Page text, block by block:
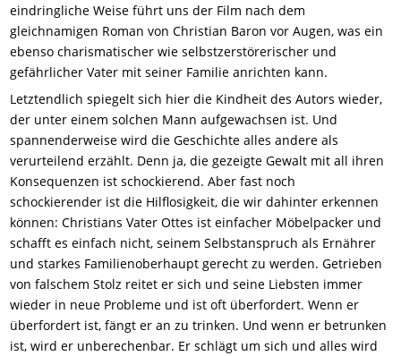
eindringliche Weise führt uns der Film nach dem
gleichnamigen Roman von Christian Baron vor Augen, was ein
ebenso charismatischer wie selbstzerstörerischer und
gefährlicher Vater mit seiner Familie anrichten kann.
Letztendlich spiegelt sich hier die Kindheit des Autors wieder,
der unter einem solchen Mann aufgewachsen ist. Und
spannenderweise wird die Geschichte alles andere als
verurteilend erzählt. Denn ja, die gezeigte Gewalt mit all ihren
Konsequenzen ist schockierend. Aber fast noch
schockierender ist die Hilflosigkeit, die wir dahinter erkennen
können: Christians Vater Ottes ist einfacher Möbelpacker und
schafft es einfach nicht, seinem Selbstanspruch als Ernährer
und starkes Familienoberhaupt gerecht zu werden. Getrieben
von falschem Stolz reitet er sich und seine Liebsten immer
wieder in neue Probleme und ist oft überfordert. Wenn er
überfordert ist, fängt er an zu trinken. Und wenn er betrunken
ist, wird er unberechenbar. Er schlägt um sich und alles wird